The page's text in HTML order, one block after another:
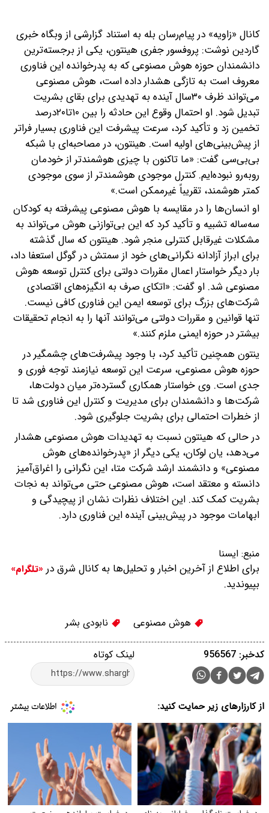
کانال «زاویه» در پیام‌رسان بله به استناد گزارشی از وبگاه خبری
گاردین نوشت: پروفسور جفری هینتون، یکی از برجسته‌ترین
دانشمندان حوزه هوش مصنوعی که به پدرخوانده این فناوری
معروف است به تازگی هشدار داده است، هوش مصنوعی
می‌تواند ظرف ۳۰سال آینده به تهدیدی برای بقای بشریت
تبدیل شود. او احتمال وقوع این حادثه را بین ۱۰تا۲۰درصد
تخمین زد و تأکید کرد، سرعت پیشرفت این فناوری بسیار فراتر
از پیش‌بینی‌های اولیه است. هینتون، در مصاحبه‌ای با شبکه
بی‌بی‌سی گفت: «ما تاکنون با چیزی هوشمندتر از خودمان
روبه‌رو نبوده‌ایم. کنترل موجودی هوشمندتر از سوی موجودی
کمتر هوشمند، تقریباً غیرممکن است.»
او انسان‌ها را در مقایسه با هوش مصنوعی پیشرفته به کودکان
سه‌ساله تشبیه و تأکید کرد که این بی‌توازنی هوش می‌تواند به
مشکلات غیرقابل کنترلی منجر شود. هینتون که سال گذشته
برای ابراز آزادانه نگرانی‌های خود از سمتش در گوگل استعفا داد،
بار دیگر خواستار اعمال مقررات دولتی برای کنترل توسعه هوش
مصنوعی شد. او گفت: «اتکای صرف به انگیزه‌های اقتصادی
شرکت‌های بزرگ برای توسعه ایمن این فناوری کافی نیست.
تنها قوانین و مقررات دولتی می‌توانند آنها را به انجام تحقیقات
بیشتر در حوزه ایمنی ملزم کنند.»
ینتون همچنین تأکید کرد، با وجود پیشرفت‌های چشمگیر در
حوزه هوش مصنوعی، سرعت این توسعه نیازمند توجه فوری و
جدی است. وی خواستار همکاری گسترده‌تر میان دولت‌ها،
شرکت‌ها و دانشمندان برای مدیریت و کنترل این فناوری شد تا
از خطرات احتمالی برای بشریت جلوگیری شود.
در حالی که هینتون نسبت به تهدیدات هوش مصنوعی هشدار
می‌دهد، یان لوکان، یکی دیگر از «پدرخوانده‌های هوش
مصنوعی» و دانشمند ارشد شرکت متا، این نگرانی را اغراق‌آمیز
دانسته و معتقد است، هوش مصنوعی حتی می‌تواند به نجات
بشریت کمک کند. این اختلاف نظرات نشان از پیچیدگی و
ابهامات موجود در پیش‌بینی آینده این فناوری دارد.
منبع: ايسنا
برای اطلاع از آخرین اخبار و تحلیل‌ها به کانال شرق در «تلگرام»
بپیوندید.
هوش مصنوعی نابودی بشر
لینک کوتاه کدخبر: 956567
از کارزارهای زیر حمایت کنید: